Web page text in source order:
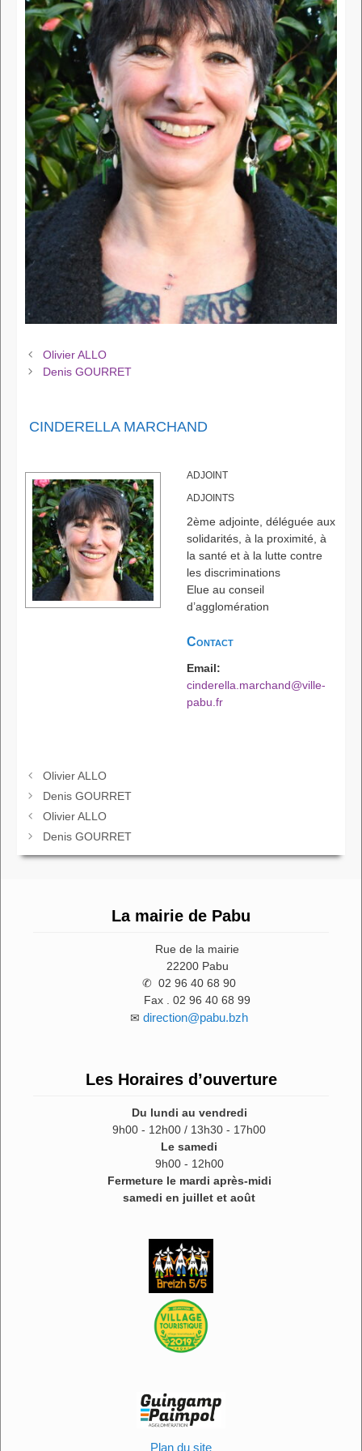
Olivier ALLO
Denis GOURRET
CINDERELLA MARCHAND
ADJOINT
ADJOINTS
2ème adjointe, déléguée aux
solidarités, à la proximité, à
la santé et à la lutte contre
les discriminations
Elue au conseil
d’agglomération
Contact
Email:
cinderella.marchand@ville-
pabu.fr
Olivier ALLO
Denis GOURRET
Olivier ALLO
Denis GOURRET
La mairie de Pabu
Rue de la mairie
22200 Pabu
✆ 02 96 40 68 90
Fax . 02 96 40 68 99
✉ direction@pabu.bzh
Les Horaires d’ouverture
Du lundi au vendredi
9h00 - 12h00 / 13h30 - 17h00
Le samedi
9h00 - 12h00
Fermeture le mardi après-midi
samedi en juillet et août
Plan du site